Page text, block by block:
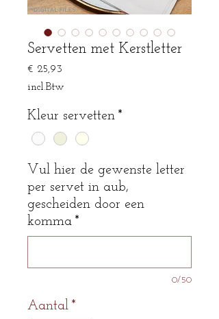
Servetten met Kerstletter
€ 25,93
incl.Btw
Kleur servetten *
Vul hier de gewenste letter
per servet in aub,
gescheiden door een
komma *
0/50
Aantal *